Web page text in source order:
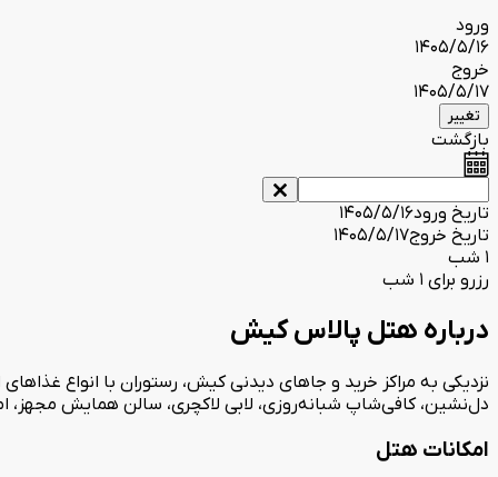
ورود
1405/5/16
خروج
1405/5/17
تغییر
بازگشت
تاریخ ورود1405/5/16
تاریخ خروج1405/5/17
1 شب
رزرو برای 1 شب
درباره هتل پالاس کیش
نزدیکی به مراکز خرید و جاهای دیدنی کیش، رستوران با انواع
دل‌نشین، کافی‌شاپ شبانه‌روزی، لابی لاکچری، سالن همایش مجهز،
امکانات هتل